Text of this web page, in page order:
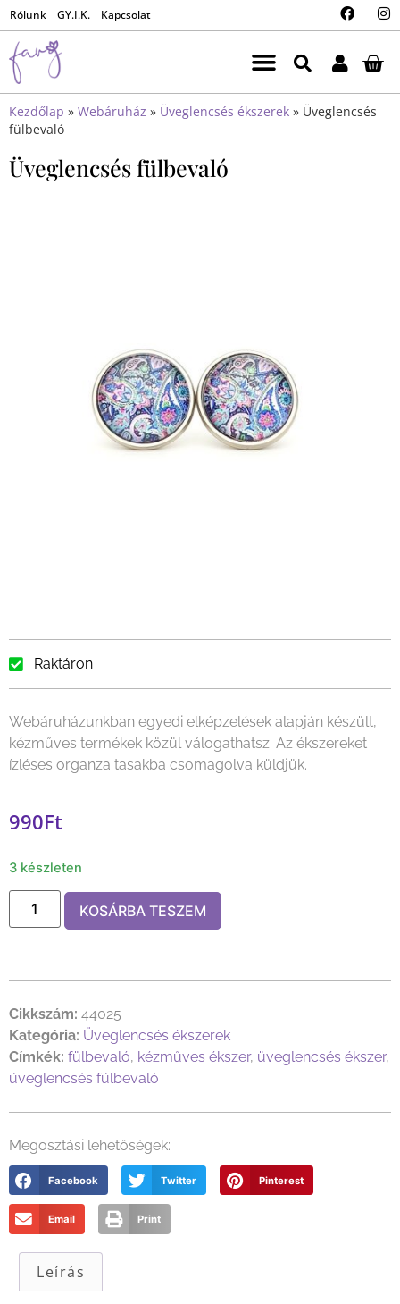
Rólunk GY.I.K. Kapcsolat
Kezdőlap » Webáruház » Üveglencsés ékszerek » Üveglencsés
fülbevaló
Üveglencsés fülbevaló
Raktáron
Webáruházunkban egyedi elképzelések alapján készült,
kézműves termékek közül válogathatsz. Az ékszereket
ízléses organza tasakba csomagolva küldjük.
990Ft
3 készleten
KOSÁRBA TESZEM
Cikkszám: 44025
Kategória: Üveglencsés ékszerek
Címkék: fülbevaló, kézműves ékszer, üveglencsés ékszer,
üveglencsés fülbevaló
Megosztási lehetőségek:
Facebook Twitter Pinterest
Email Print
Leírás